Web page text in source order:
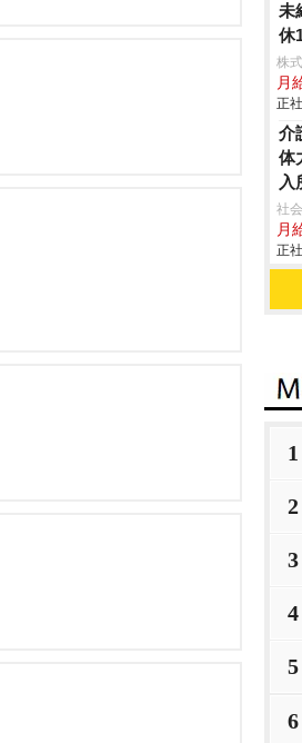
未
休
株
月
正
介
体
入
社
月
正
1
2
3
4
5
6